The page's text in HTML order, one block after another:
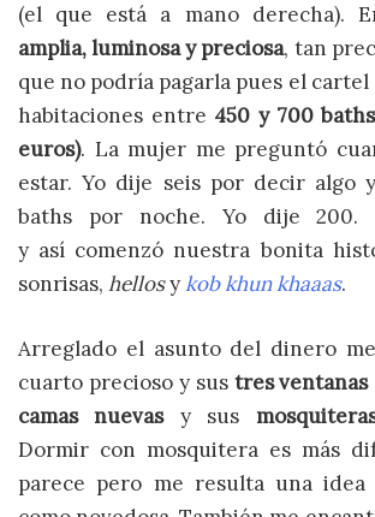
(el que está a mano derecha).
amplia, luminosa y preciosa, tan
que no podría pagarla pues el
habitaciones entre 450 y 700
euros). La mujer me preguntó
estar. Yo dije seis por decir algo
baths por noche. Yo dije 200.
y así comenzó nuestra bonita
sonrisas, hellosykob khun khaaas.
Arreglado el asunto del dinero
cuarto precioso y sus tres
camas nuevasy sus
Dormir con mosquitera es más
parece pero me resulta una